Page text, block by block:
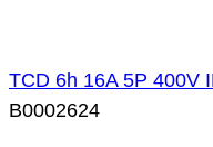
TCD 6h 16A 5P 400V
B0002624